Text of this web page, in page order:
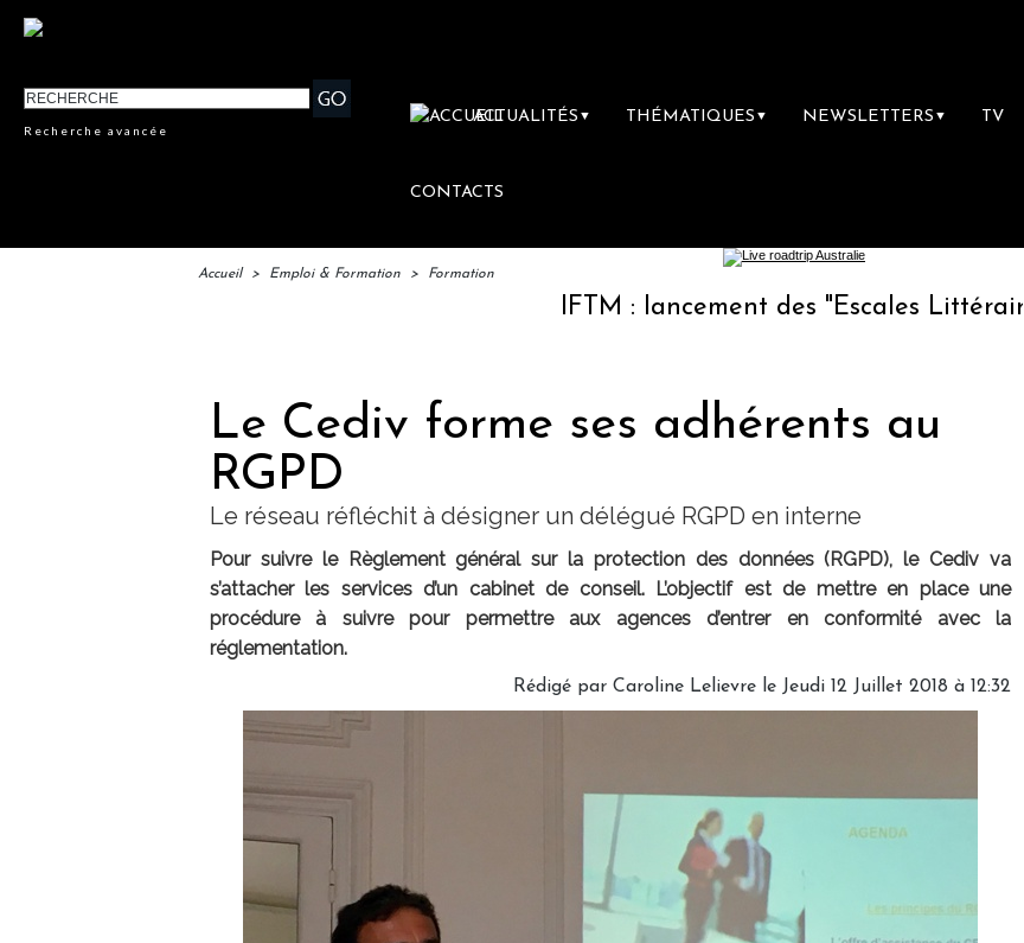
Recherche avancée
ACTUALITÉS ▼ THÉMATIQUES ▼ NEWSLETTERS ▼ TV
CONTACTS
Accueil > Emploi & Formation > Formation
IFTM : lancement des "Escales Littéraires", la
Le Cediv forme ses adhérents au
RGPD
Le réseau réfléchit à désigner un délégué RGPD en interne
Pour suivre le Règlement général sur la protection des données (RGPD), le Cediv va
s’attacher les services d’un cabinet de conseil. L’objectif est de mettre en place une
procédure à suivre pour permettre aux agences d’entrer en conformité avec la
réglementation.
Rédigé par Caroline Lelievre le Jeudi 12 Juillet 2018 à 12:32